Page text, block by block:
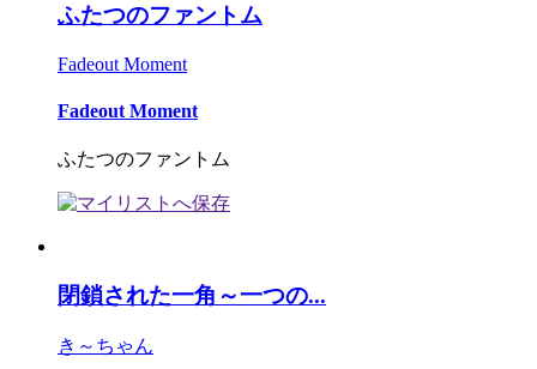
ふたつのファントム
Fadeout Moment
Fadeout Moment
ふたつのファントム
閉鎖された一角～一つの...
き～ちゃん